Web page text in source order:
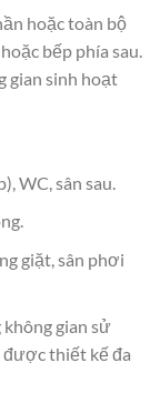
hoặc toàn bộ
bếp phía sau.
gian sinh hoạt
WC, sân sau.
giặt, sân phơi
gian sử
được thiết kế đa